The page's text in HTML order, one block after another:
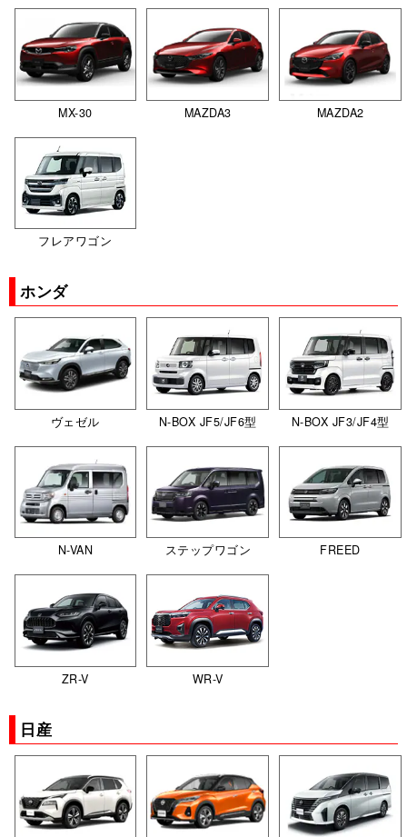
MX-30 MAZDA3 MAZDA2
フレアワゴン
ホンダ
ヴェゼル N-BOX JF5/JF6型 N-BOX JF3/JF4型
N-VAN ステップワゴン FREED
ZR-V WR-V
日産